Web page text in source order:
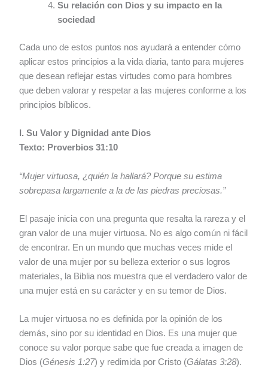
Su relación con Dios y su impacto en la
sociedad
Cada uno de estos puntos nos ayudará a entender cómo
aplicar estos principios a la vida diaria, tanto para mujeres
que desean reflejar estas virtudes como para hombres
que deben valorar y respetar a las mujeres conforme a los
principios bíblicos.
I. Su Valor y Dignidad ante Dios
Texto: Proverbios 31:10
“Mujer virtuosa, ¿quién la hallará? Porque su estima
sobrepasa largamente a la de las piedras preciosas.”
El pasaje inicia con una pregunta que resalta la rareza y el
gran valor de una mujer virtuosa. No es algo común ni fácil
de encontrar. En un mundo que muchas veces mide el
valor de una mujer por su belleza exterior o sus logros
materiales, la Biblia nos muestra que el verdadero valor de
una mujer está en su carácter y en su temor de Dios.
La mujer virtuosa no es definida por la opinión de los
demás, sino por su identidad en Dios. Es una mujer que
conoce su valor porque sabe que fue creada a imagen de
Dios (Génesis 1:27) y redimida por Cristo (Gálatas 3:28).